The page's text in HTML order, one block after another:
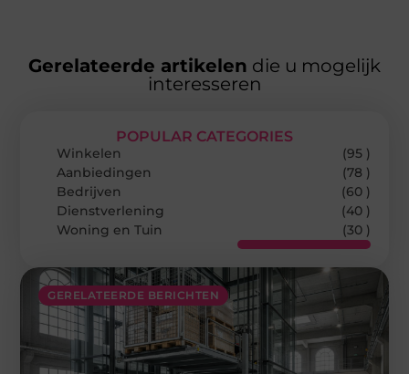
Gerelateerde artikelen die u mogelijk
interesseren
GERELATEERDE BERICHTEN
POPULAR CATEGORIES
Winkelen
(95 )
Aanbiedingen
(78 )
Bedrijven
(60 )
Dienstverlening
(40 )
Woning en Tuin
(30 )